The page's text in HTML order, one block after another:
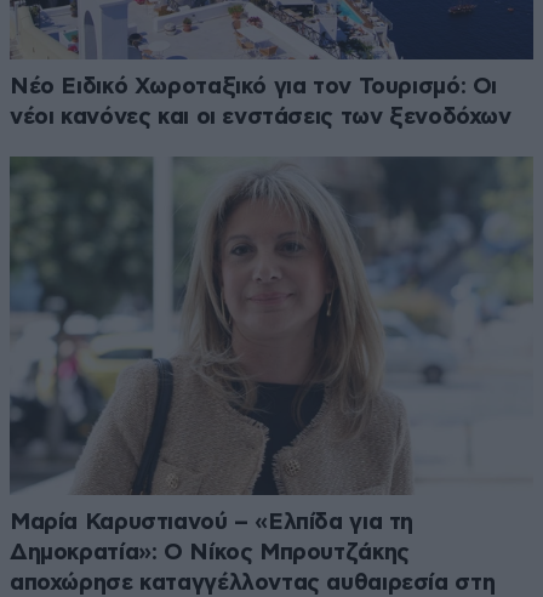
Νέο Ειδικό Χωροταξικό για τον Τουρισμό: Οι
νέοι κανόνες και οι ενστάσεις των ξενοδόχων
Μαρία Καρυστιανού – «Ελπίδα για τη
Δημοκρατία»: Ο Νίκος Μπρουτζάκης
αποχώρησε καταγγέλλοντας αυθαιρεσία στη